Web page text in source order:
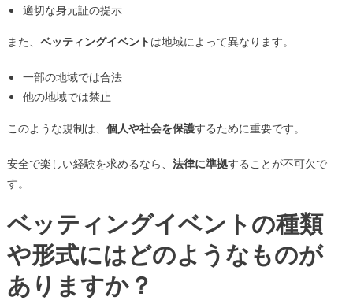
適切な身元証の提示
また、 ベッティングイベントは地域によって異なります。
一部の地域では合法
他の地域では禁止
このような規制は、 個人や社会を保護するために重要です。
安全で楽しい経験を求めるなら、 法律に準拠することが不可欠で
す。
ベッティングイベントの種類
や形式にはどのようなものが
ありますか？